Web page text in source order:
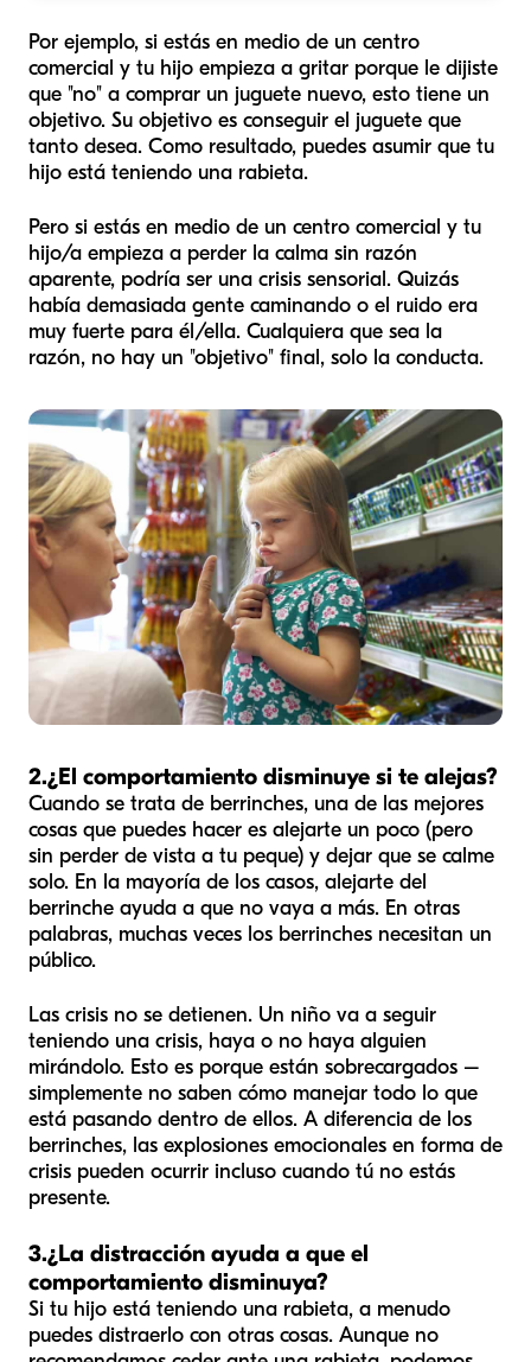
Por ejemplo, si estás en medio de un centro
comercial y tu hijo empieza a gritar porque le dijiste
que "no" a comprar un juguete nuevo, esto tiene un
objetivo. Su objetivo es conseguir el juguete que
tanto desea. Como resultado, puedes asumir que tu
hijo está teniendo una rabieta.
Pero si estás en medio de un centro comercial y tu
hijo/a empieza a perder la calma sin razón
aparente, podría ser una crisis sensorial. Quizás
había demasiada gente caminando o el ruido era
muy fuerte para él/ella. Cualquiera que sea la
razón, no hay un "objetivo" final, solo la conducta.
2.¿El comportamiento disminuye si te alejas?
Cuando se trata de berrinches, una de las mejores
cosas que puedes hacer es alejarte un poco (pero
sin perder de vista a tu peque) y dejar que se calme
solo. En la mayoría de los casos, alejarte del
berrinche ayuda a que no vaya a más. En otras
palabras, muchas veces los berrinches necesitan un
público.
Las crisis no se detienen. Un niño va a seguir
teniendo una crisis, haya o no haya alguien
mirándolo. Esto es porque están sobrecargados –
simplemente no saben cómo manejar todo lo que
está pasando dentro de ellos. A diferencia de los
berrinches, las explosiones emocionales en forma de
crisis pueden ocurrir incluso cuando tú no estás
presente.
3.¿La distracción ayuda a que el
comportamiento disminuya?
Si tu hijo está teniendo una rabieta, a menudo
puedes distraerlo con otras cosas. Aunque no